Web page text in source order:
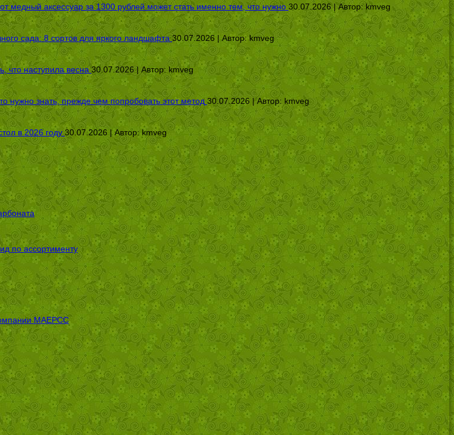
медный аксессуар за 1300 рублей может стать именно тем, что нужно 30.07.2026 | Автор:kmveg
сада: 8 сортов для яркого ландшафта 30.07.2026 | Автор:kmveg
что наступила весна 30.07.2026 | Автор: kmveg
нужно знать, прежде чем попробовать этот метод 30.07.2026 | Автор: kmveg
в 2026 году 30.07.2026 | Автор: kmveg
по ассортименту
МАЕРСС